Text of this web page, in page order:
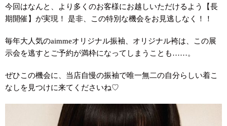
今回はなんと、より多くのお客様にお越しいただけるよう【長
期開催】が実現！ 是非、この特別な機会をお見逃しなく！！
毎年大人気のaimmeオリジナル振袖、オリジナル袴は、この展
示会を逃すとご予約が満枠になってしまうことも……。
ぜひこの機会に、当店自慢の振袖で唯一無二の自分らしい着こ
なしを見つけに来てくださいね♡